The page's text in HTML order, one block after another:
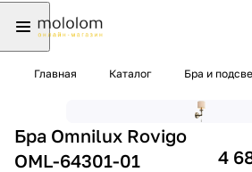
Главная Каталог Бра и
Бра Omnilux Rovigo
OML-64301-01
4